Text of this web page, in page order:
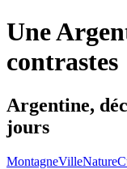
Une
contrastes
Argentine,
jours
MontagneVilleNature